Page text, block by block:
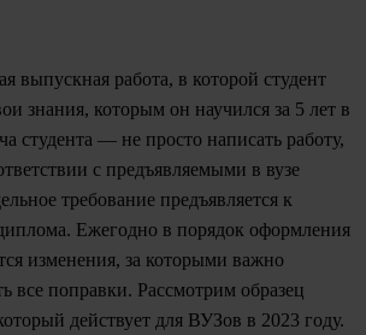
выпускная работа, в которой студент
знания, которым он научился за 5 лет в
студента — не просто написать работу,
с предъявляемыми в вузе
требование предъявляется к
Ежегодно в порядок оформления
изменения, за которыми важно
все поправки. Рассмотрим образец
действует для ВУЗов в 2023 году.